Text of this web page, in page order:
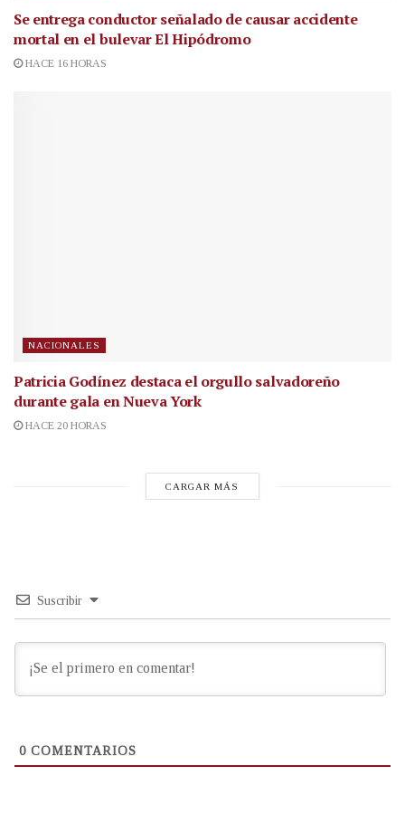
Se entrega conductor señalado de causar accidente
mortal en el bulevar El Hipódromo
HACE 16 HORAS
NACIONALES
Patricia Godínez destaca el orgullo salvadoreño
durante gala en Nueva York
HACE 20 HORAS
CARGAR MÁS
Suscribir
0 COMENTARIOS